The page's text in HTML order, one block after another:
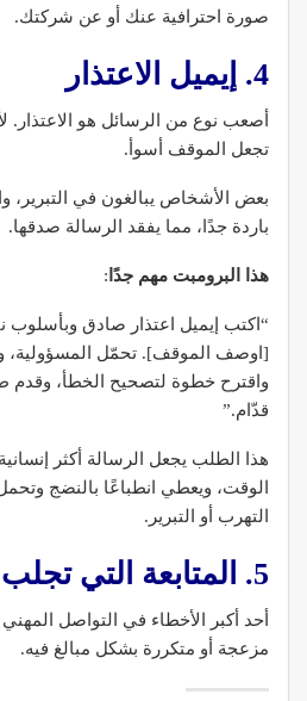
صورة احترافية عنك أو عن شركتك.
4. إيميل الاعتذار
أصعب نوع من الرسائل هو الاعتذار.
تجعل الموقف أسوأ.
بعض الأشخاص يبالغون في التبرير،
باردة جدًا، مما يفقد الرسالة صدقها.
هذا البرومبت مهم جدًا :
“اكتب إيميل اعتذار صادق وبأسلوب
[اوصف الموقف]. تحمّل المسؤولية،
واقترح خطوة لتصحيح الخطأ، وقدم
قدّام.”
هذا الطلب يجعل الرسالة أكثر
الوقت، ويعطي انطباعًا بالنضج
التهرب أو التبرير.
5. المتابعة التي تجلب الرد
أحد أكبر الأخطاء في التواصل
مزعجة أو متكررة بشكل مبالغ فيه.